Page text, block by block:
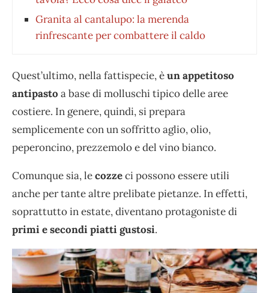
Granita al cantalupo: la merenda
rinfrescante per combattere il caldo
Quest’ultimo, nella fattispecie, èun appetitoso
antipasto a base di molluschi tipico delle aree
costiere. In genere, quindi, si prepara
semplicemente con un soffritto aglio, olio,
peperoncino, prezzemolo e del vino bianco.
Comunque sia, lecozzeci possono essere utili
anche per tante altre prelibate pietanze. In effetti,
soprattutto in estate, diventano protagoniste di
primi e secondi piatti gustosi.